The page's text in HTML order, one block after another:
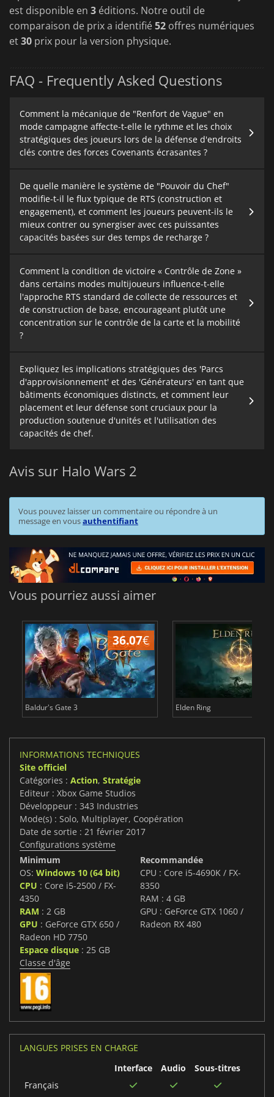
est disponible en 3 éditions. Notre outil de
comparaison de prix a identifié52 offres numériques
et30 prix pour la version physique.
FAQ - Frequently Asked Questions
Comment la mécanique de "Renfort de Vague" en
mode campagne affecte-t-elle le rythme et les choix
stratégiques des joueurs lors de la défense d'endroits
clés contre des forces Covenants écrasantes ?
De quelle manière le système de "Pouvoir du Chef"
modifie-t-il le flux typique de RTS (construction et
engagement), et comment les joueurs peuvent-ils le
mieux contrer ou synergiser avec ces puissantes
capacités basées sur des temps de recharge ?
Comment la condition de victoire « Contrôle de Zone »
dans certains modes multijoueurs influence-t-elle
l'approche RTS standard de collecte de ressources et
de construction de base, encourageant plutôt une
concentration sur le contrôle de la carte et la mobilité
?
Expliquez les implications stratégiques des 'Parcs
d'approvisionnement' et des 'Générateurs' en tant que
bâtiments économiques distincts, et comment leur
placement et leur défense sont cruciaux pour la
production soutenue d'unités et l'utilisation des
capacités de chef.
Avis sur Halo Wars 2
Vous pouvez laisser un commentaire ou répondre à un
message en vousauthentifiant
Vous pourriez aussi aimer
36.07€
Baldur's Gate 3 Elden Ring
INFORMATIONS TECHNIQUES
Site officiel
Catégories : Action, Stratégie
Editeur : Xbox Game Studios
Développeur : 343 Industries
Mode(s) : Solo, Multiplayer, Coopération
Date de sortie : 21 février 2017
Configurations système
Minimum
OS: Windows 10 (64 bit)
CPU : Core i5-2500 / FX-
4350
RAM : 2 GB
GPU : GeForce GTX 650 /
Radeon HD 7750
Espace disque : 25 GB
Recommandée
CPU : Core i5-4690K / FX-
8350
RAM : 4 GB
GPU : GeForce GTX 1060 /
Radeon RX 480
Classe d'âge
LANGUES PRISES EN CHARGE
Interface
Audio
Sous-titres
Français